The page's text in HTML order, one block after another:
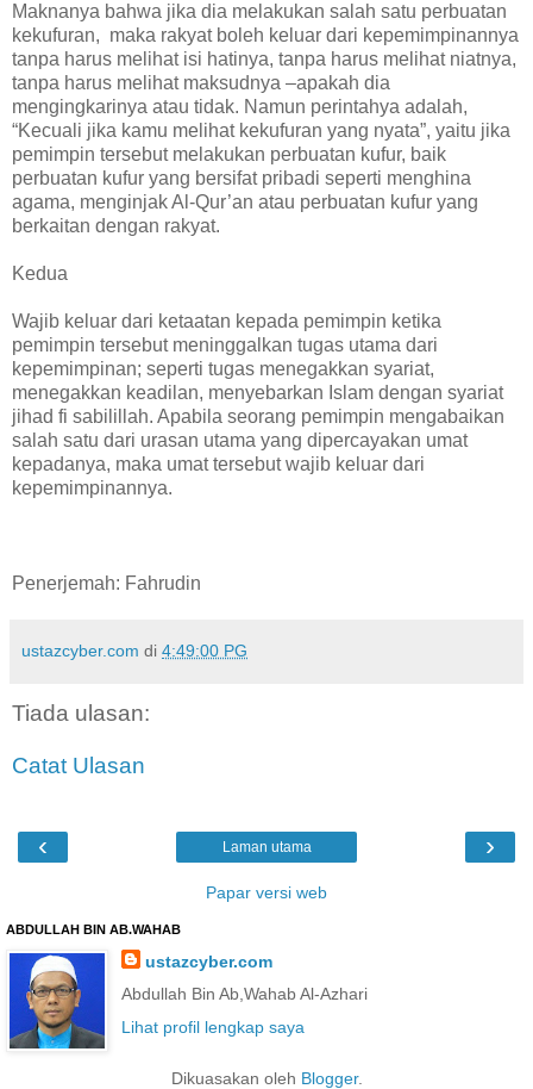
Maknanya bahwa jika dia melakukan salah satu perbuatan
kekufuran, maka rakyat boleh keluar dari kepemimpinannya
tanpa harus melihat isi hatinya, tanpa harus melihat niatnya,
tanpa harus melihat maksudnya –apakah dia
mengingkarinya atau tidak. Namun perintahya adalah,
“Kecuali jika kamu melihat kekufuran yang nyata”, yaitu jika
pemimpin tersebut melakukan perbuatan kufur, baik
perbuatan kufur yang bersifat pribadi seperti menghina
agama, menginjak Al-Qur’an atau perbuatan kufur yang
berkaitan dengan rakyat.
Kedua
Wajib keluar dari ketaatan kepada pemimpin ketika
pemimpin tersebut meninggalkan tugas utama dari
kepemimpinan; seperti tugas menegakkan syariat,
menegakkan keadilan, menyebarkan Islam dengan syariat
jihad fi sabilillah. Apabila seorang pemimpin mengabaikan
salah satu dari urasan utama yang dipercayakan umat
kepadanya, maka umat tersebut wajib keluar dari
kepemimpinannya.
Penerjemah: Fahrudin
ustazcyber.com di 4:49:00 PG
Tiada ulasan:
Catat Ulasan
‹ ›
Laman utama
Papar versi web
ABDULLAH BIN AB.WAHAB
ustazcyber.com
Abdullah Bin Ab,Wahab Al-Azhari
Lihat profil lengkap saya
Dikuasakan oleh Blogger.